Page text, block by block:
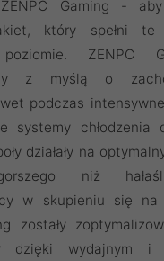
ZENPC Gaming -
który spełni te
ZENPC
z myślą o
podczas
systemy
działały na
niż
w skupieniu się
zostały
dzięki wydajnym i